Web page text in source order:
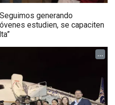
generando
estudien, se capaciten
...